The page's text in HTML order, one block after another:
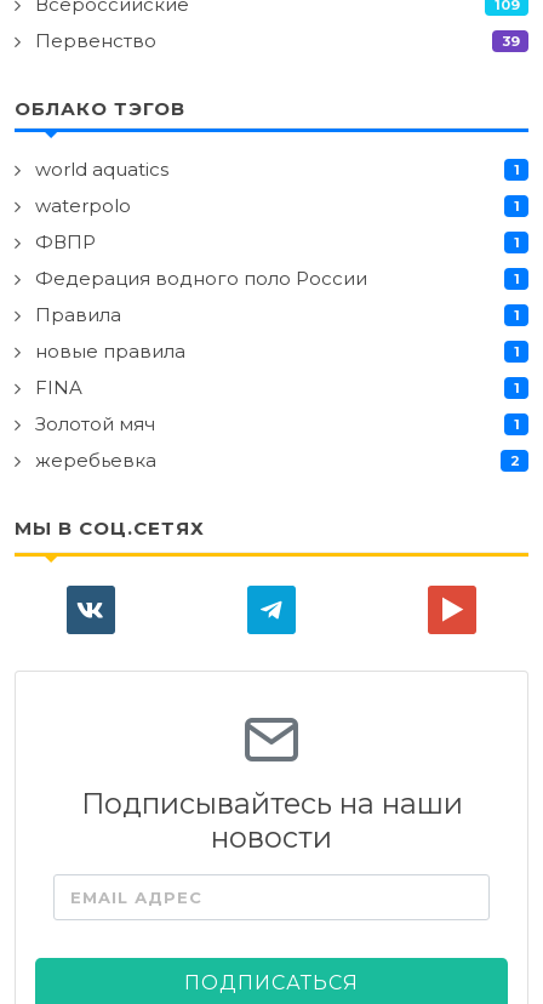
109
Первенство 39
ОБЛАКО ТЭГОВ
world aquatics 1
waterpolo 1
ФВПР 1
Федерация водного поло России 1
Правила 1
новые правила 1
FINA 1
Золотой мяч 1
жеребьевка 2
МЫ В СОЦ.СЕТЯХ
Подписывайтесь на наши
новости
EMAIL АДРЕС
ПОДПИСАТЬСЯ